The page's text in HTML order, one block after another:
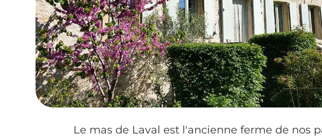
Le mas de Laval est l'ancienne ferme de nos